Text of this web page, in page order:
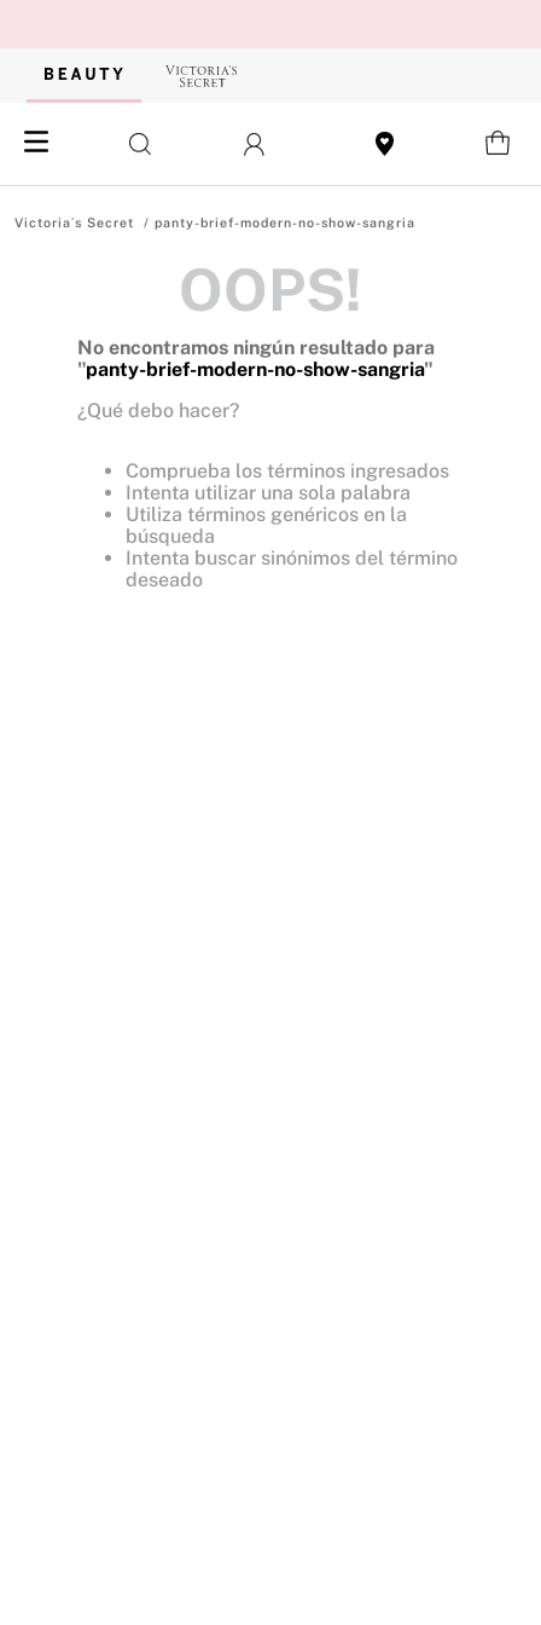
panty-brief-modern-no-show-sangria
OOPS!
No encontramos ningún resultado para
"panty-brief-modern-no-show-sangria"
¿Qué debo hacer?
Comprueba los términos ingresados
Intenta utilizar una sola palabra
Utiliza términos genéricos en la
búsqueda
Intenta buscar sinónimos del término
deseado